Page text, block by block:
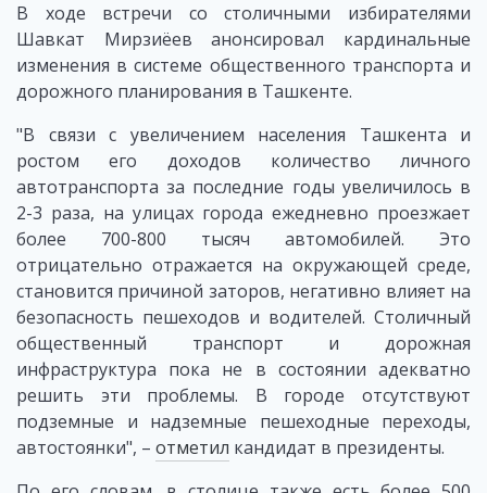
В ходе встречи со столичными избирателями
Шавкат Мирзиёев анонсировал кардинальные
изменения в системе общественного транспорта и
дорожного планирования в Ташкенте.
"В связи с увеличением населения Ташкента и
ростом его доходов количество личного
автотранспорта за последние годы увеличилось в
2-3 раза, на улицах города ежедневно проезжает
более 700-800 тысяч автомобилей. Это
отрицательно отражается на окружающей среде,
становится причиной заторов, негативно влияет на
безопасность пешеходов и водителей. Столичный
общественный транспорт и дорожная
инфраструктура пока не в состоянии адекватно
решить эти проблемы. В городе отсутствуют
подземные и надземные пешеходные переходы,
автостоянки", – отметил кандидат в президенты.